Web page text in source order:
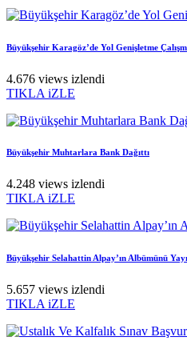
Büyükşehir Karagöz’de Yol Genişletme
4.676 views izlendi
TIKLA iZLE
Büyükşehir Muhtarlara Bank Dağıttı
4.248 views izlendi
TIKLA iZLE
Büyükşehir Selahattin Alpay’ın Albümünü
5.657 views izlendi
TIKLA iZLE